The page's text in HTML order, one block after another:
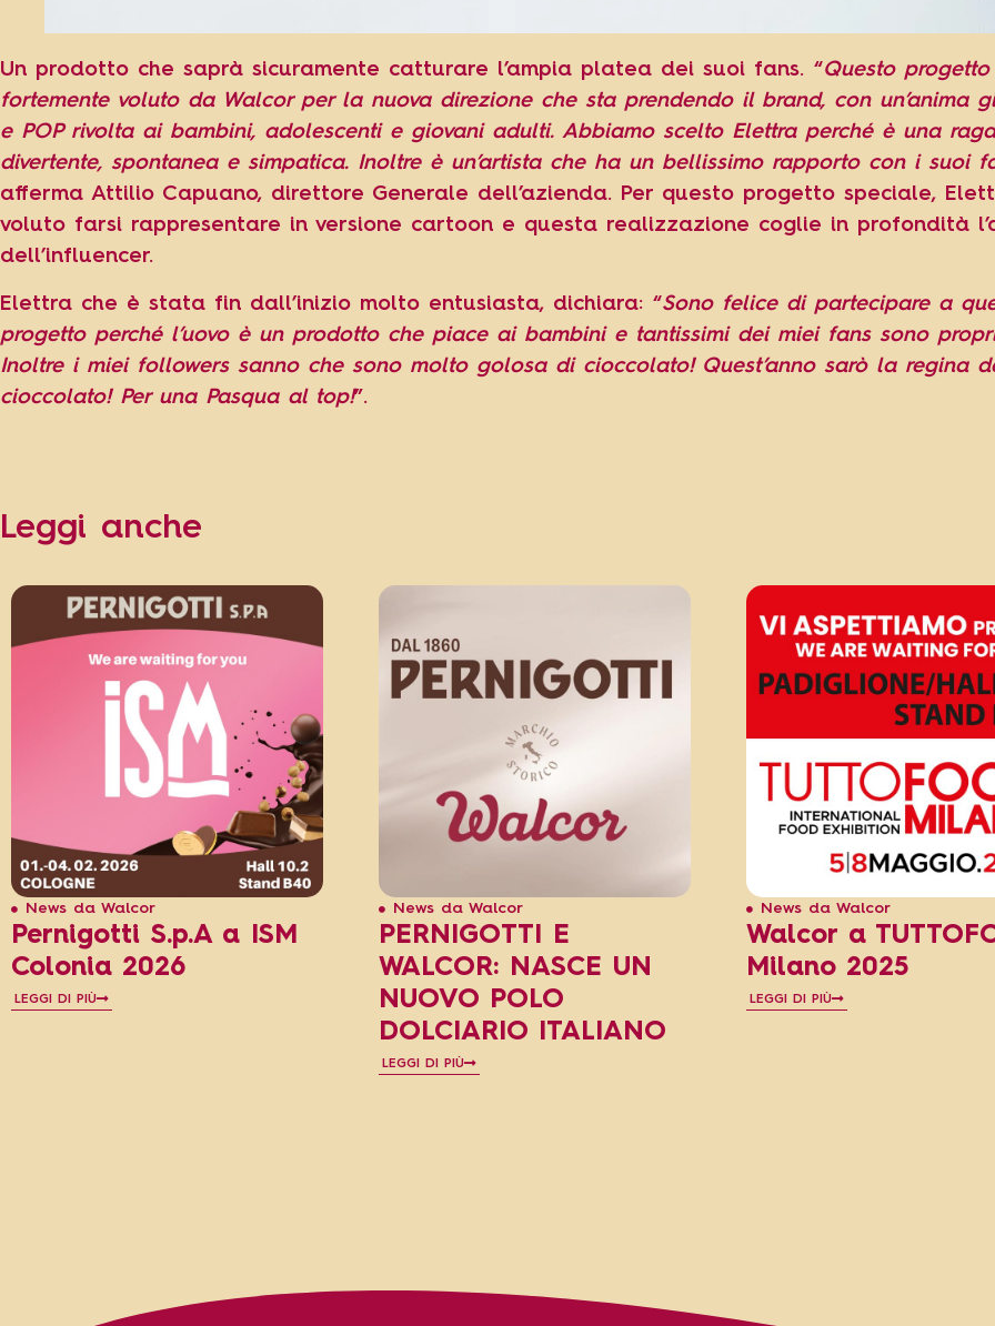
Un prodotto che saprà sicuramente catturare l’ampia platea dei suoi fans. “Questo
fortemente voluto da Walcor per la nuova direzione che sta prendendo il brand, con un’anima
e POP rivolta ai bambini, adolescenti e giovani adulti. Abbiamo scelto Elettra perché è una
divertente, spontanea e simpatica. Inoltre è un’artista che ha un bellissimo rapporto con i suoi
afferma Attilio Capuano, direttore Generale dell’azienda. Per questo progetto speciale,
voluto farsi rappresentare in versione cartoon e questa realizzazione coglie in profondità
dell’influencer.
Elettra che è stata fin dall’inizio molto entusiasta, dichiara: “Sono felice di partecipare a
progetto perché l’uovo è un prodotto che piace ai bambini e tantissimi dei miei fans sono
Inoltre i miei followers sanno che sono molto golosa di cioccolato! Quest’anno sarò la regina
cioccolato! Per una Pasqua al top!”.
Leggi anche
News da Walcor
Pernigotti S.p.A a ISM
Colonia 2026
LEGGI DI PIÙ
News da Walcor
PERNIGOTTI E
WALCOR: NASCE UN
NUOVO POLO
DOLCIARIO ITALIANO
LEGGI DI PIÙ
News da Walcor
Walcor a
Milano 2025
LEGGI DI PIÙ